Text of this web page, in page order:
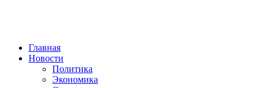
Главная
Новости
Политика
Экономика